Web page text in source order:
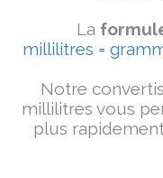
La
millilitres =
Notre
millilitres vous
plus